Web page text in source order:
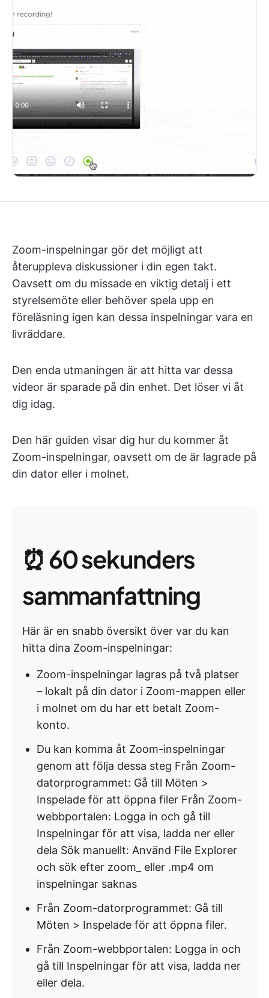
Zoom-inspelningar gör det möjligt att
återuppleva diskussioner i din egen takt.
Oavsett om du missade en viktig detalj i ett
styrelsemöte eller behöver spela upp en
föreläsning igen kan dessa inspelningar vara en
livräddare.
Den enda utmaningen är att hitta var dessa
videor är sparade på din enhet. Det löser vi åt
dig idag.
Den här guiden visar dig hur du kommer åt
Zoom-inspelningar, oavsett om de är lagrade på
din dator eller i molnet.
⏰ 60 sekunders
sammanfattning
Här är en snabb översikt över var du kan
hitta dina Zoom-inspelningar:
Zoom-inspelningar lagras på två platser
– lokalt på din dator i Zoom-mappen eller
i molnet om du har ett betalt Zoom-
konto.
Du kan komma åt Zoom-inspelningar
genom att följa dessa steg Från Zoom-
datorprogrammet: Gå till Möten >
Inspelade för att öppna filer Från Zoom-
webbportalen: Logga in och gå till
Inspelningar för att visa, ladda ner eller
dela Sök manuellt: Använd File Explorer
och sök efter zoom_ eller .mp4 om
inspelningar saknas
Från Zoom-datorprogrammet: Gå till
Möten > Inspelade för att öppna filer.
Från Zoom-webbportalen: Logga in och
gå till Inspelningar för att visa, ladda ner
eller dela.